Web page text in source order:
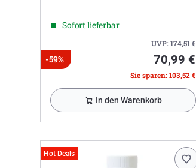
Sofort lieferbar
UVP:174,51€
-59% 70,99 €
Sie sparen: 103,52 €
In den Warenkorb
Hot Deals